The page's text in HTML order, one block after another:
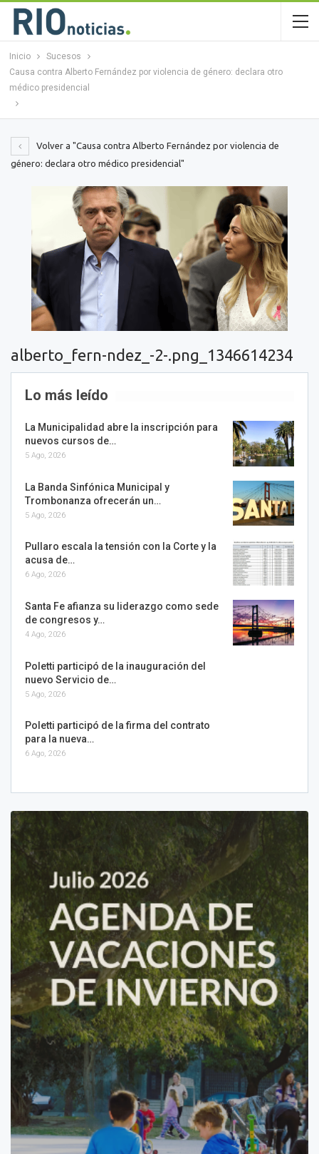
Inicio
Sucesos
Causa contra Alberto Fernández por violencia de género: declara otro
médico presidencial
Volver a "Causa contra Alberto Fernández por violencia de
género: declara otro médico presidencial"
alberto_fern-ndez_-2-.png_1346614234
Lo más leído
La Municipalidad abre la inscripción para
nuevos cursos de…
5 Ago, 2026
La Banda Sinfónica Municipal y
Trombonanza ofrecerán un…
5 Ago, 2026
Pullaro escala la tensión con la Corte y la
acusa de…
6 Ago, 2026
Santa Fe afianza su liderazgo como sede
de congresos y…
4 Ago, 2026
Poletti participó de la inauguración del
nuevo Servicio de…
5 Ago, 2026
Poletti participó de la firma del contrato
para la nueva…
6 Ago, 2026